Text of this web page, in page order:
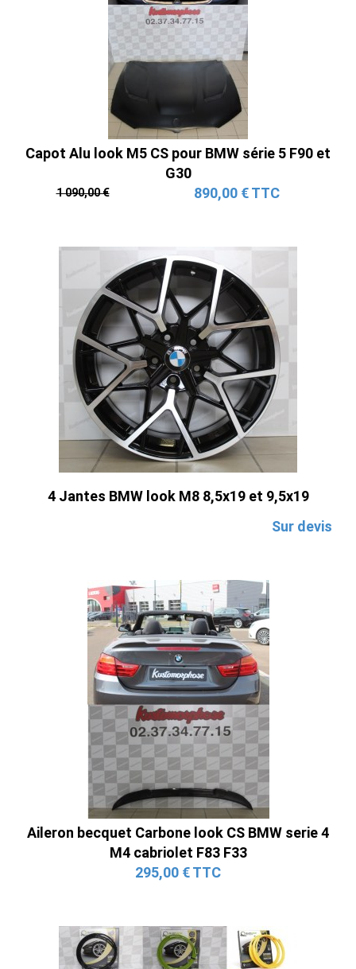
Capot Alu look M5 CS pour BMW série 5 F90 et
G30
1 090,00 € 890,00 € TTC
4 Jantes BMW look M8 8,5x19 et 9,5x19
Sur devis
Aileron becquet Carbone look CS BMW serie 4
M4 cabriolet F83 F33
295,00 € TTC